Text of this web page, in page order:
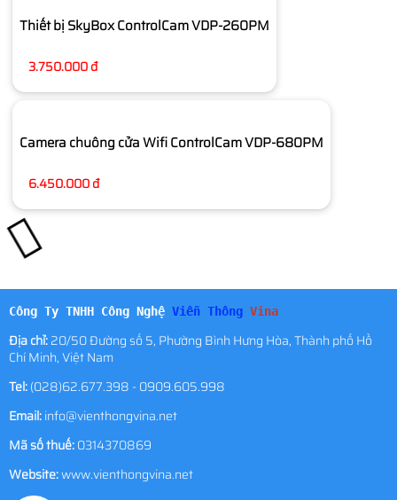
Thiết bị SkyBox ControlCam VDP-260PM
3.750.000 đ
Camera chuông cửa Wifi ControlCam VDP-680PM
6.450.000 đ
Công Ty TNHH Công Nghệ Viễn Thông Vina
Địa chỉ:20/50 Đường số 5, Phường Bình Hưng Hòa, Thành phố Hồ
Chí Minh, Việt Nam
Tel:(028)62.677.398 - 0909.605.998
Email:info@vienthongvina.net
Mã số thuế:0314370869
Website:www.vienthongvina.net